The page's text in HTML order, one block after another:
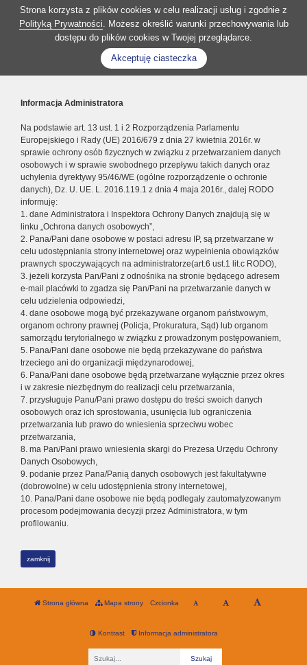
Strona korzysta z plików cookies w celu realizacji usług i zgodnie z
Polityką Prywatności. Możesz określić warunki przechowywania lub
dostępu do plików cookies w Twojej przeglądarce.
Akceptuję ciasteczka
Informacja Administratora
Na podstawie art. 13 ust. 1 i 2 Rozporządzenia Parlamentu
Europejskiego i Rady (UE) 2016/679 z dnia 27 kwietnia 2016r. w
sprawie ochrony osób fizycznych w związku z przetwarzaniem danych
osobowych i w sprawie swobodnego przepływu takich danych oraz
uchylenia dyrektywy 95/46/WE (ogólne rozporządzenie o ochronie
danych), Dz. U. UE. L. 2016.119.1 z dnia 4 maja 2016r., dalej RODO
informuję:
1. dane Administratora i Inspektora Ochrony Danych znajdują się w
linku „Ochrona danych osobowych”,
2. Pana/Pani dane osobowe w postaci adresu IP, są przetwarzane w
celu udostępniania strony internetowej oraz wypełnienia obowiązków
prawnych spoczywających na administratorze(art.6 ust.1 lit.c RODO),
3. jeżeli korzysta Pan/Pani z odnośnika na stronie będącego adresem
e-mail placówki to zgadza się Pan/Pani na przetwarzanie danych w
celu udzielenia odpowiedzi,
4. dane osobowe mogą być przekazywane organom państwowym,
organom ochrony prawnej (Policja, Prokuratura, Sąd) lub organom
samorządu terytorialnego w związku z prowadzonym postępowaniem,
5. Pana/Pani dane osobowe nie będą przekazywane do państwa
trzeciego ani do organizacji międzynarodowej,
6. Pana/Pani dane osobowe będą przetwarzane wyłącznie przez okres
i w zakresie niezbędnym do realizacji celu przetwarzania,
7. przysługuje Panu/Pani prawo dostępu do treści swoich danych
osobowych oraz ich sprostowania, usunięcia lub ograniczenia
przetwarzania lub prawo do wniesienia sprzeciwu wobec
przetwarzania,
8. ma Pan/Pani prawo wniesienia skargi do Prezesa Urzędu Ochrony
Danych Osobowych,
9. podanie przez Pana/Panią danych osobowych jest fakultatywne
(dobrowolne) w celu udostępnienia strony internetowej,
10. Pana/Pani dane osobowe nie będą podlegały zautomatyzowanym
procesom podejmowania decyzji przez Administratora, w tym
profilowaniu.
zamknij
Strona główna Mapa strony Czcionka
Kontrast Informacja administratora